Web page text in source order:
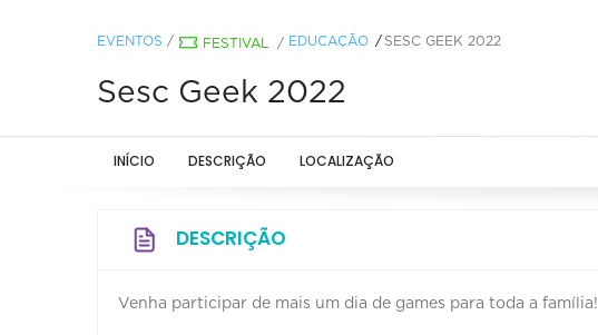
EVENTOS / FESTIVAL / EDUCAÇÃO SESC GEEK 2022
Sesc Geek 2022
INÍCIO DESCRIÇÃO LOCALIZAÇÃO
DESCRIÇÃO
Venha participar de mais um dia de games para toda a família!